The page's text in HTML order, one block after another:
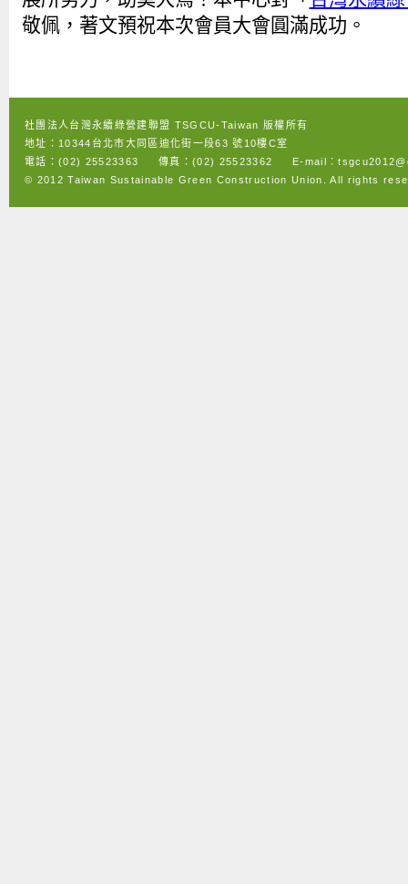
敬佩，著文預祝本次會員大會圓滿成功。
社團法人台灣永續綠營建聯盟 TSGCU-Taiwan 版權所有
地址：10344台北市大同區迪化街一段63 號10樓C室
電話：(02) 25523363 傳真：(02) 25523362 E-
© 2012 Taiwan Sustainable Green Construction Union. All rights